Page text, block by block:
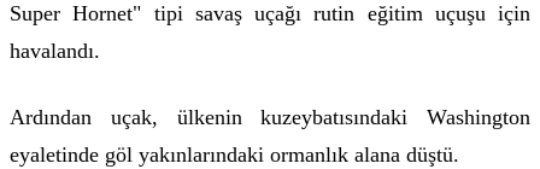
Super Hornet" tipi savaş uçağı rutin eğitim uçuşu için
havalandı.
Ardından uçak, ülkenin kuzeybatısındaki Washington
eyaletinde göl yakınlarındaki ormanlık alana düştü.